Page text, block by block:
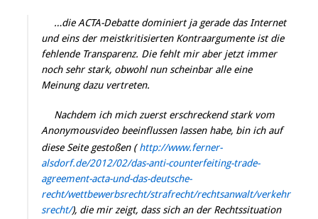
…die ACTA-Debatte dominiert ja gerade das Internet
und eins der meistkritisierten Kontraargumente ist die
fehlende Transparenz. Die fehlt mir aber jetzt immer
noch sehr stark, obwohl nun scheinbar alle eine
Meinung dazu vertreten.
Nachdem ich mich zuerst erschreckend stark vom
Anonymousvideo beeinflussen lassen habe, bin ich auf
diese Seite gestoßen ( http://www.ferner-
alsdorf.de/2012/02/das-anti-counterfeiting-trade-
agreement-acta-und-das-deutsche-
recht/wettbewerbsrecht/strafrecht/rechtsanwalt/verkehr
srecht/), die mir zeigt, dass sich an der Rechtssituation